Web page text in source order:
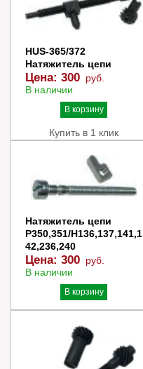
Купить в 1 клик
HUS-365/372
Натяжитель цепи
Цена: 300 руб.
В наличии
В корзину
Купить в 1 клик
Натяжитель цепи
P350,351/H136,137,141,1
42,236,240
Цена: 300 руб.
В наличии
В корзину